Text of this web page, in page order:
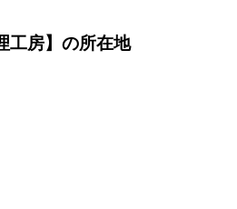
工房】の所在地